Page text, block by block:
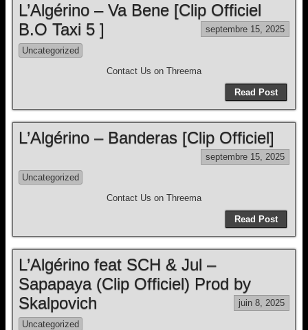
L’Algérino – Va Bene [Clip Officiel
B.O Taxi 5 ]
septembre 15, 2025
Uncategorized
Contact Us on Threema
Read Post
L’Algérino – Banderas [Clip Officiel]
septembre 15, 2025
Uncategorized
Contact Us on Threema
Read Post
L’Algérino feat SCH & Jul –
Sapapaya (Clip Officiel) Prod by
Skalpovich
juin 8, 2025
Uncategorized